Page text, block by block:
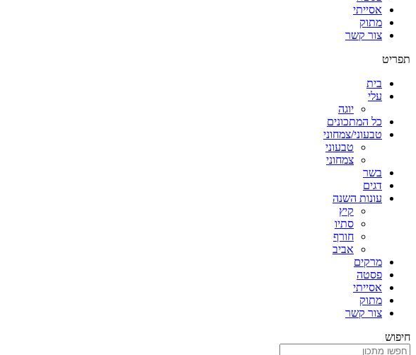
אסייתי
מתוק
צור קשר
תפריט
בית
עלי
יוגה
כל המתכונים
טבעוני/צמחוני
טבעוני
צמחוני
בשר
דגים
עונות השנה
קיץ
סתיו
חורף
אביב
מרקים
פסטה
אסייתי
מתוק
צור קשר
חיפוש